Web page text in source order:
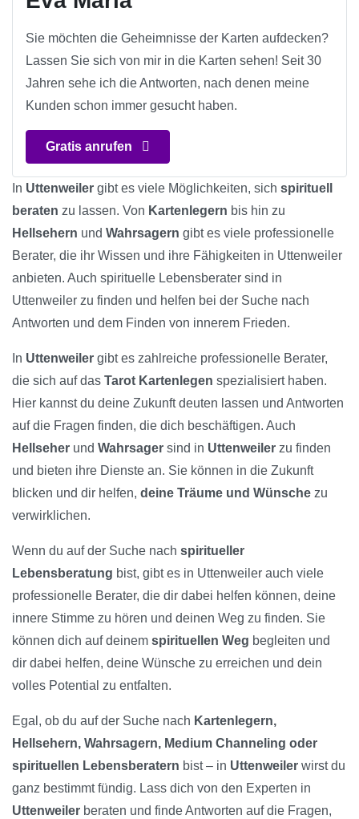
Sie möchten die Geheimnisse der Karten aufdecken?
Lassen Sie sich von mir in die Karten sehen! Seit 30
Jahren sehe ich die Antworten, nach denen meine
Kunden schon immer gesucht haben.
Gratis anrufen
In Uttenweiler gibt es viele Möglichkeiten, sich spirituell
beraten zu lassen. Von Kartenlegern bis hin zu
Hellsehern und Wahrsagern gibt es viele professionelle
Berater, die ihr Wissen und ihre Fähigkeiten in Uttenweiler
anbieten. Auch spirituelle Lebensberater sind in
Uttenweiler zu finden und helfen bei der Suche nach
Antworten und dem Finden von innerem Frieden.
In Uttenweiler gibt es zahlreiche professionelle Berater,
die sich auf das Tarot Kartenlegen spezialisiert haben.
Hier kannst du deine Zukunft deuten lassen und Antworten
auf die Fragen finden, die dich beschäftigen. Auch
Hellseher und Wahrsager sind in Uttenweiler zu finden
und bieten ihre Dienste an. Sie können in die Zukunft
blicken und dir helfen, deine Träume und Wünsche zu
verwirklichen.
Wenn du auf der Suche nach spiritueller
Lebensberatung bist, gibt es in Uttenweiler auch viele
professionelle Berater, die dir dabei helfen können, deine
innere Stimme zu hören und deinen Weg zu finden. Sie
können dich auf deinem spirituellen Weg begleiten und
dir dabei helfen, deine Wünsche zu erreichen und dein
volles Potential zu entfalten.
Egal, ob du auf der Suche nach Kartenlegern,
Hellsehern, Wahrsagern, Medium Channeling oder
spirituellen Lebensberatern bist – in Uttenweiler wirst du
ganz bestimmt fündig. Lass dich von den Experten in
Uttenweiler beraten und finde Antworten auf die Fragen,